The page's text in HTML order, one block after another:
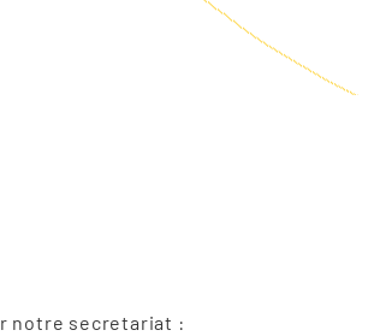
notre secretariat :